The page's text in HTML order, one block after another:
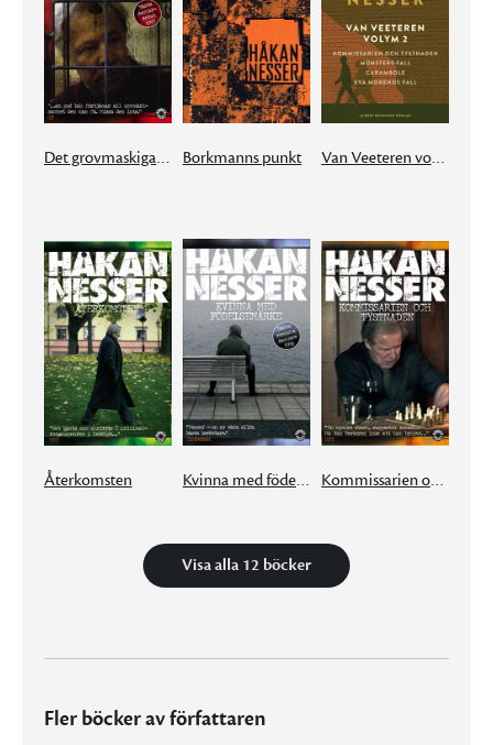
Det grovmaskiga nätet Borkmanns punkt Van Veeteren volym 2
Återkomsten Kvinna med födelsemärke Kommissarien och tystnaden
Visa alla 12 böcker
Fler böcker av författaren